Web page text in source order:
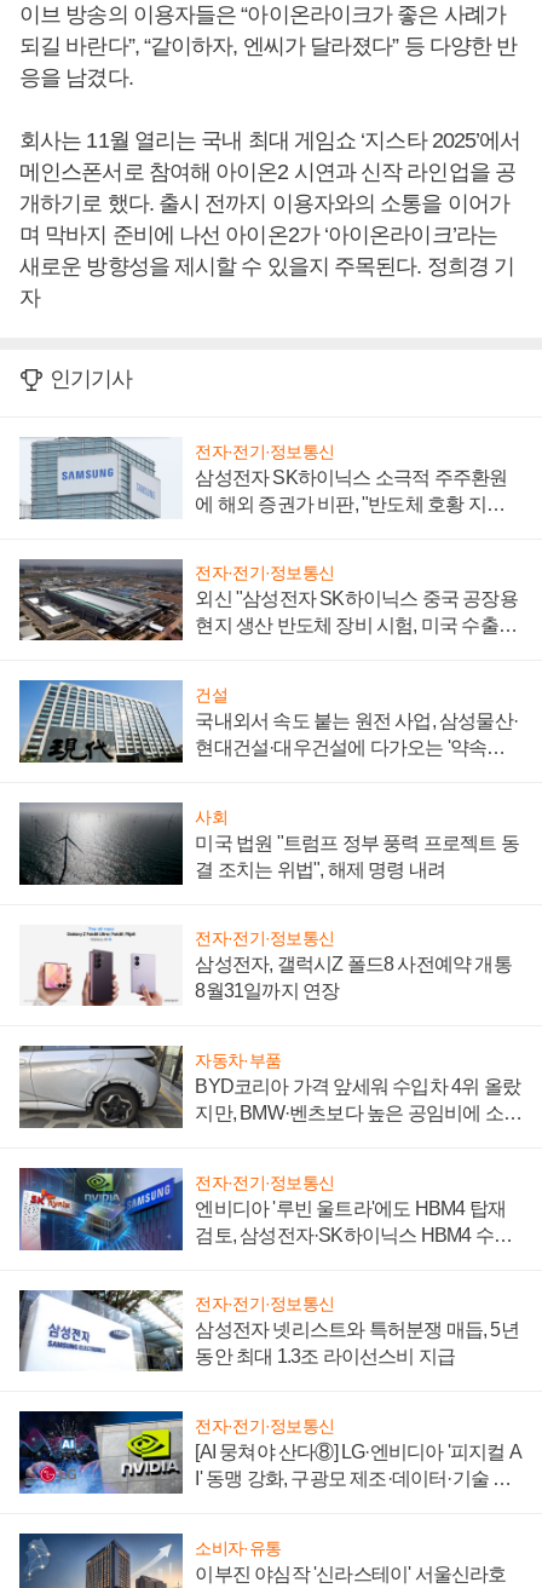
이브 방송의 이용자들은 “아이온라이크가 좋은 사례가
되길 바란다”, “같이하자, 엔씨가 달라졌다” 등 다양한 반
응을 남겼다.
회사는 11월 열리는 국내 최대 게임쇼 ‘지스타 2025’에서
메인스폰서로 참여해 아이온2 시연과 신작 라인업을 공
개하기로 했다. 출시 전까지 이용자와의 소통을 이어가
며 막바지 준비에 나선 아이온2가 ‘아이온라이크’라는
새로운 방향성을 제시할 수 있을지 주목된다. 정희경 기
자
인기기사
전자·전기·정보통신
삼성전자 SK하이닉스 소극적 주주환원
에 해외 증권가 비판, "반도체 호황 지속
전자·전기·정보통신
외신 "삼성전자 SK하이닉스 중국 공장용
현지 생산 반도체 장비 시험, 미국 수출통
건설
국내외서 속도 붙는 원전 사업, 삼성물산·
현대건설·대우건설에 다가오는 '약속의
사회
미국 법원 "트럼프 정부 풍력 프로젝트 동
결 조치는 위법", 해제 명령 내려
전자·전기·정보통신
삼성전자, 갤럭시Z 폴드8 사전예약 개통
8월31일까지 연장
자동차·부품
BYD코리아 가격 앞세워 수입차 4위 올랐
지만, BMW·벤츠보다 높은 공임비에 소비
전자·전기·정보통신
엔비디아 '루빈 울트라'에도 HBM4 탑재
검토, 삼성전자·SK하이닉스 HBM4 수율
전자·전기·정보통신
삼성전자 넷리스트와 특허분쟁 매듭, 5년
동안 최대 1.3조 라이선스비 지급
전자·전기·정보통신
[AI 뭉쳐야 산다⑧] LG·엔비디아 '피지컬 A
I' 동맹 강화, 구광모 제조·데이터·기술 결
소비자·유통
이부진 야심작 '신라스테이' 서울신라호